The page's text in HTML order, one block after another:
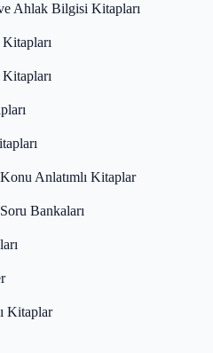
Ahlak Bilgisi Kitapları
Anlatımlı Kitaplar
Bankaları
Kitaplar